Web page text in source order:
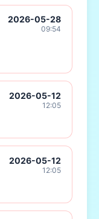
2026-05-28
09:54
2026-05-12
12:05
2026-05-12
12:05